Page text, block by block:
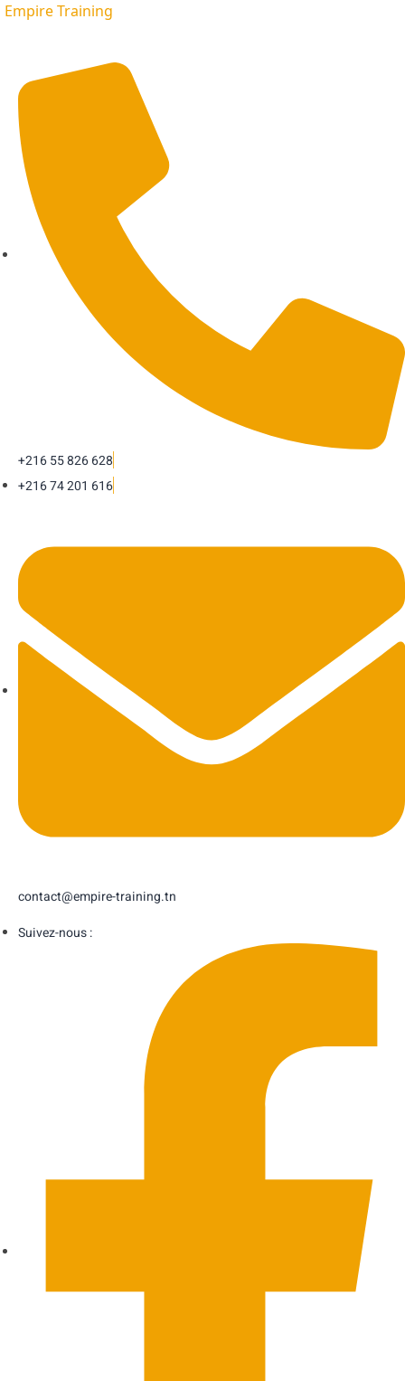
Empire Training
+216 55 826 628
+216 74 201 616
contact@empire-training.tn
Suivez-nous :